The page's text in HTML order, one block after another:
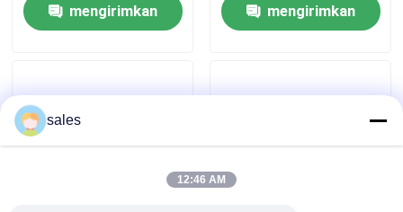
Berita
Alat Pemotong Worldia
mengirimkan
mengirimkan
sales
12:46 AM